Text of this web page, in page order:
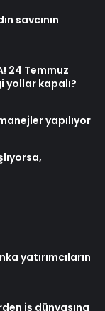
savcının
24 Temmuz
yollar kapalı?
yapılıyor
yatırımcıların
iş dünyasına